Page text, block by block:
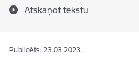
Atskaņot tekstu
Publicēts: 23.03.2023.